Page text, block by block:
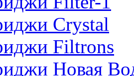
Crystal
Filtrons
Новая